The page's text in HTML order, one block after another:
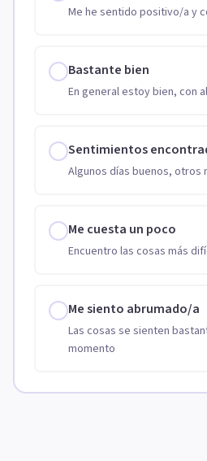
Me he sentido positivo/a y
Bastante bien
En general estoy bien, con
Sentimientos
Algunos días buenos, otros
Me cuesta un poco
Encuentro las cosas más
Me siento abrumado/a
Las cosas se sienten
momento